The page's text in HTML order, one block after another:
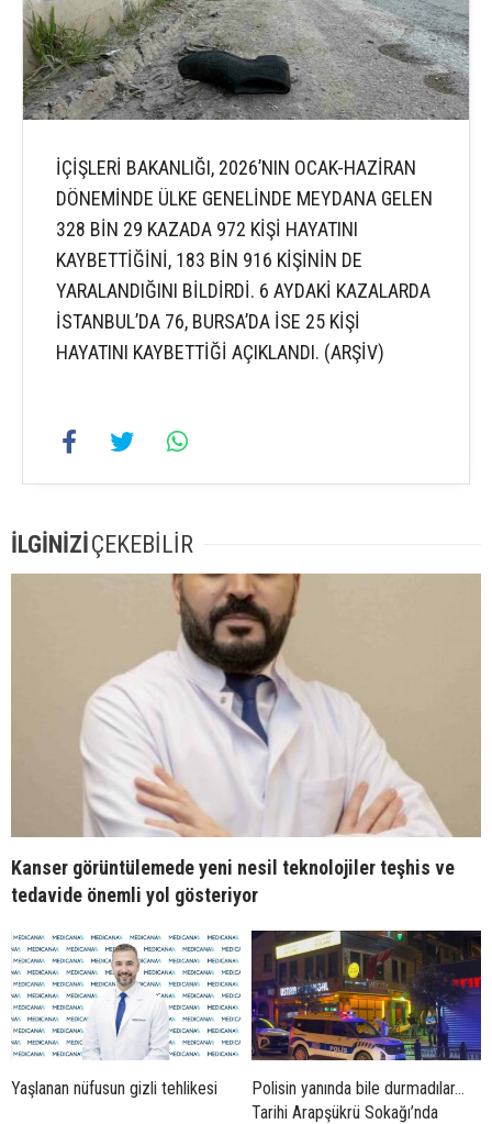
İÇİŞLERİ BAKANLIĞI, 2026’NIN OCAK-HAZİRAN
DÖNEMİNDE ÜLKE GENELİNDE MEYDANA GELEN
328 BİN 29 KAZADA 972 KİŞİ HAYATINI
KAYBETTİĞİNİ, 183 BİN 916 KİŞİNİN DE
YARALANDIĞINI BİLDİRDİ. 6 AYDAKİ KAZALARDA
İSTANBUL’DA 76, BURSA’DA İSE 25 KİŞİ
HAYATINI KAYBETTİĞİ AÇIKLANDI. (ARŞİV)
İLGİNİZİÇEKEBİLİR
Kanser görüntülemede yeni nesil teknolojiler teşhis ve
tedavide önemli yol gösteriyor
Yaşlanan nüfusun gizli tehlikesi
Polisin yanında bile durmadılar…
Tarihi Arapşükrü Sokağı’nda